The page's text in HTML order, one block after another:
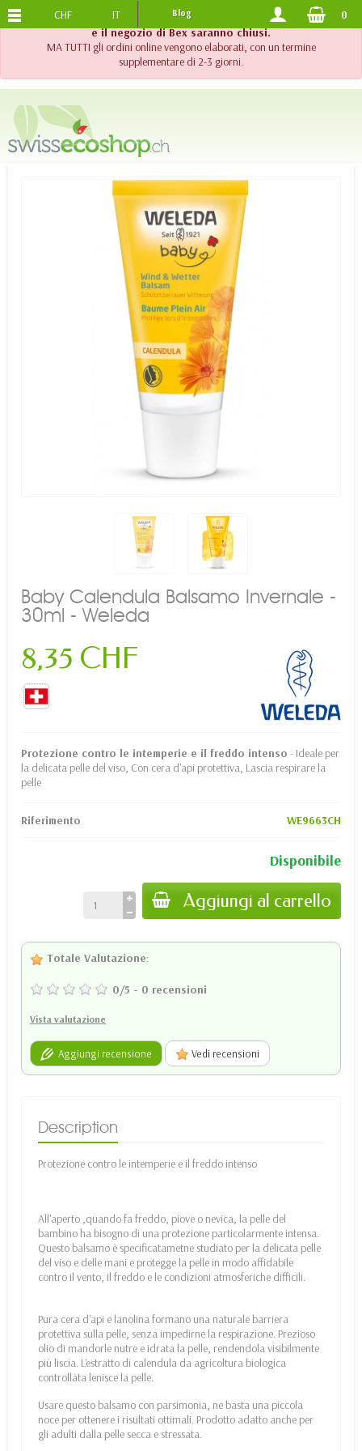
!! Importante !! Fino al 20 agosto 2026, l'assistenza telefonica
e il negozio di Bex saranno chiusi.
MA TUTTI gli ordini online vengono elaborati, con un termine
supplementare di 2-3 giorni.
SPEDIZIONE GRATUITADA 120.-
CHF IT Blog 0
Baby Calendula Balsamo Invernale -
30ml - Weleda
8,35 CHF
Protezione contro le intemperie e il freddo intenso - Ideale per
la delicata pelle del viso, Con cera d'api protettiva, Lascia respirare la
pelle
Riferimento WE9663CH
Disponibile
Aggiungi al carrello
Totale Valutazione:
0/5 - 0 recensioni
Vista valutazione
Aggiungi recensione Vedi recensioni
Description
Protezione contro le intemperie e il freddo intenso
All'aperto ,quando fa freddo, piove o nevica, la pelle del
bambino ha bisogno di una protezione particolarmente intensa.
Questo balsamo è specificatametne studiato per la delicata pelle
del viso e delle mani e protegge la pelle in modo affidabile
contro il vento, il freddo e le condizioni atmosferiche difficili.
Pura cera d'api e lanolina formano una naturale barriera
protettiva sulla pelle, senza impedirne la respirazione. Prezioso
olio di mandorle nutre e idrata la pelle, rendendola visibilmente
più liscia. L'estratto di calendula da agricoltura biologica
controllata lenisce la pelle.
Usare questo balsamo con parsimonia, ne basta una piccola
noce per ottenere i risultati ottimali. Prodotto adatto anche per
gli adulti dalla pelle secca e stressata.